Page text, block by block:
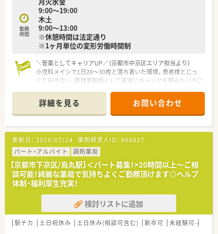
勤務
時間
9:00～19:00
木土
9:00～13:00
※休憩時間は法定通り
※1ヶ月単位の変形労働時間制
＼管薬としてキャリアUP／（京都市中京区エリア担当より）
小児科メインで1日20〜30枚と落ち着いた環境。患者様とじっ
くり向き合い、管理薬剤師として着実にキャリアを積みたい方に
＊------------------------------------------＊
【店舗情報と応需状況について】
■円町駅から徒歩3分という好立地にあり、通勤がしやすく周辺
には便利な商業施設も揃っている魅力的な環境です。
■小児科メインの処方箋を1日20枚から30枚程度応需しており、
一人ひとりの患者様と丁寧に向き合うことができます。
■店舗には正社員の薬剤師が1名と事務スタッフが2名在籍して
おり、少人数で協力しながら日々の業務に取り組んでいます。
【法人特徴について】
■大阪府や京都府、兵庫県に複数の調剤薬局を展開しており、グ
ループ企業を含めて安定した経営基盤を持っています。
■代表は現場の意見を積極的に吸い上げて薬局運営に反映させ
る方針をとっており、風通しの良い組織風土が特徴です。
詳細を見る お問い合わせ
更新日： 2026/07/24 薬剤師求人ID： 666027
パート・アルバイト
調剤薬局
【京都市下京区/烏丸駅】＜パート募集！>20時間以上～ご相
談可能！綺麗な薬局で気持ちよくご勤務頂けます◎ヘルプ
体制・福利厚生充実！
検討リストに追加
駅チカ 土日祝休み 土日休み(相談可含む) 新卒可 未経験可